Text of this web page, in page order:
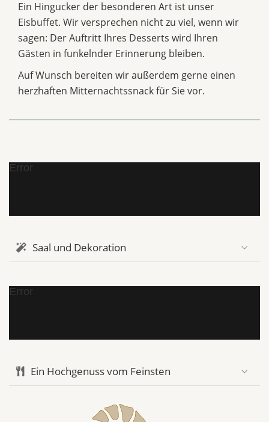
Ein Hingucker der besonderen Art ist unser
Eisbuffet. Wir versprechen nicht zu viel, wenn wir
sagen: Der Auftritt Ihres Desserts wird Ihren
Gästen in funkelnder Erinnerung bleiben.
Auf Wunsch bereiten wir außerdem gerne einen
herzhaften Mitternachtssnack für Sie vor.
Error
Saal und Dekoration
Error
Ein Hochgenuss vom Feinsten